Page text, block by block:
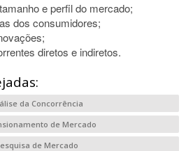
e perfil do mercado;
dos consumidores;
diretos e indiretos.
da Concorrência
de Mercado
de Mercado